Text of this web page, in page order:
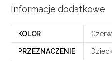
Informacje dodatkowe
KOLOR
PRZEZNACZENIE